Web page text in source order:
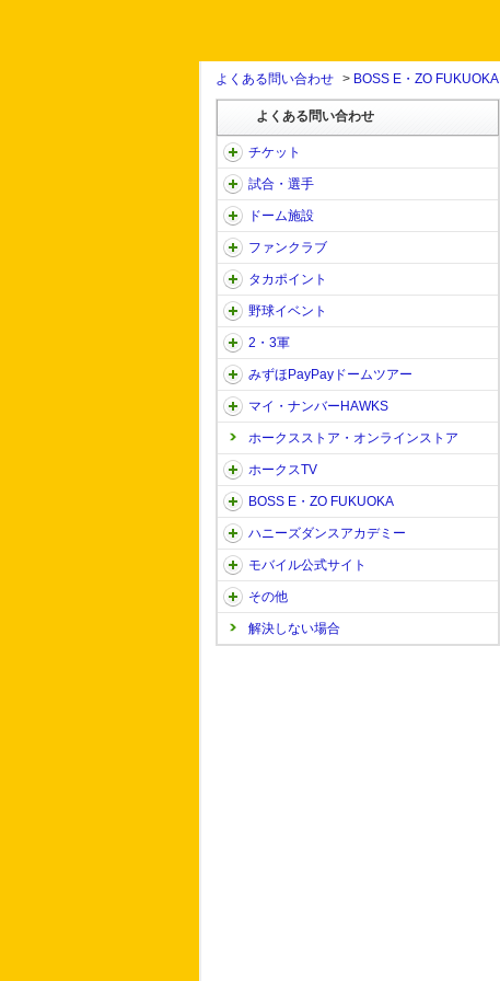
よくある問い合わせ > BOSS E・ZO FUKUOKA
よくある問い合わせ
チケット
試合・選手
ドーム施設
ファンクラブ
タカポイント
野球イベント
2・3軍
みずほPayPayドームツアー
マイ・ナンバーHAWKS
ホークスストア・オンラインストア
ホークスTV
BOSS E・ZO FUKUOKA
ハニーズダンスアカデミー
モバイル公式サイト
その他
解決しない場合